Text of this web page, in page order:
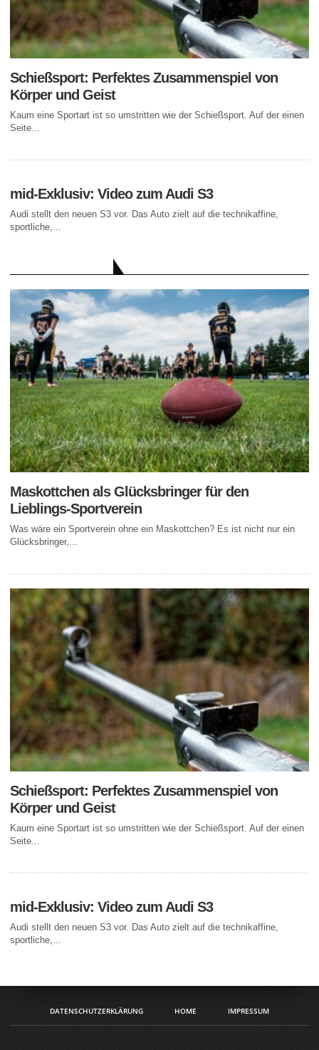
Schießsport: Perfektes Zusammenspiel von
Körper und Geist
Kaum eine Sportart ist so umstritten wie der Schießsport. Auf der einen
Seite...
mid-Exklusiv: Video zum Audi S3
Audi stellt den neuen S3 vor. Das Auto zielt auf die technikaffine,
sportliche,...
Maskottchen als Glücksbringer für den
Lieblings-Sportverein
Was wäre ein Sportverein ohne ein Maskottchen? Es ist nicht nur ein
Glücksbringer,...
Schießsport: Perfektes Zusammenspiel von
Körper und Geist
Kaum eine Sportart ist so umstritten wie der Schießsport. Auf der einen
Seite...
mid-Exklusiv: Video zum Audi S3
Audi stellt den neuen S3 vor. Das Auto zielt auf die technikaffine,
sportliche,...
DATENSCHUTZERKLÄRUNG HOME IMPRESSUM